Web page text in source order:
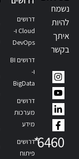
נשמח
להיות
איתך
בקשר
6460
*
דרושים
Cloud ו-
DevOps
דרושים BI
ו-
BigData
דרושים
מערכות
מידע
דרושים
פיתוח